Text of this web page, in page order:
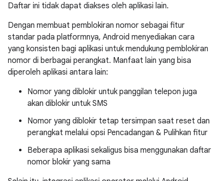
Daftar ini tidak dapat diakses oleh aplikasi lain.
Dengan membuat pemblokiran nomor sebagai fitur
standar pada platformnya, Android menyediakan cara
yang konsisten bagi aplikasi untuk mendukung pemblokiran
nomor di berbagai perangkat. Manfaat lain yang bisa
diperoleh aplikasi antara lain:
Nomor yang diblokir untuk panggilan telepon juga
akan diblokir untuk SMS
Nomor yang diblokir tetap tersimpan saat reset dan
perangkat melalui opsi Pencadangan & Pulihkan fitur
Beberapa aplikasi sekaligus bisa menggunakan daftar
nomor blokir yang sama